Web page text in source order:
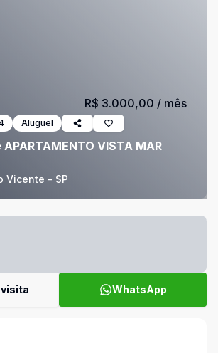
Aluguel
VISTA MAR
Vicente - SP
R$ 3.000,00 / mês
WhatsApp